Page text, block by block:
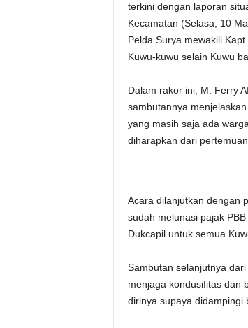
terkini dengan laporan
Kecamatan (Selasa, 10
Pelda Surya mewakili
Kuwu-kuwu selain Kuwu
Dalam rakor ini, M. Ferry
sambutannya
yang masih saja ada
diharapkan dari
Acara dilanjutkan dengan
sudah melunasi pajak
Dukcapil untuk semua
Sambutan selanjutnya
menjaga kondusifitas dan
dirinya supaya didampingi